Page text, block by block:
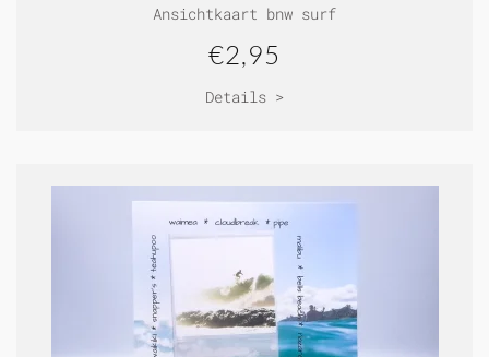
Ansichtkaart bnw surf
€2,95
Details >